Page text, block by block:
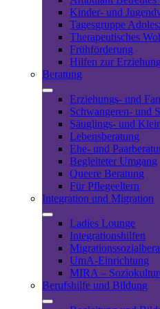
Kinder- und
Tagesgruppe
Therapeutisches
Frühförderung
Hilfen zur
Beratung
Erziehungs- und
Schwangeren- und
Säuglings- und
Lebensberatung
Ehe- und
Begleiteter Umgang
Queere Beratung
Für Pflegeeltern
Integration und Migration
Ladies Lounge
Integrationshilfen
UmA-Einrichtung
MIRA –
Berufshilfe und Bildung